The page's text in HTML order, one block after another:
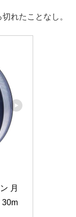
れたことなし。
月
30m